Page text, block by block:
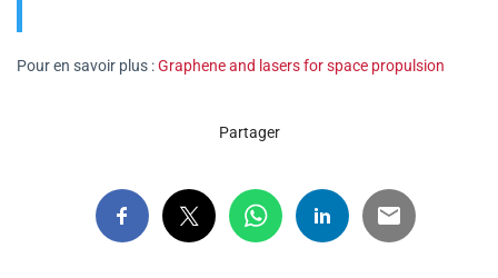
Pour en savoir plus :Graphene and lasers for space propulsion
Partager